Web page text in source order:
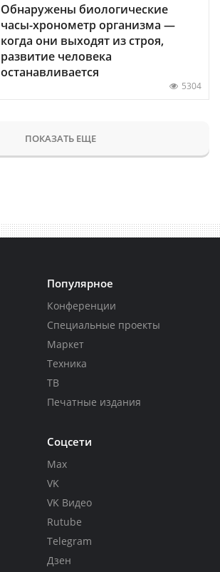
Обнаружены биологические
часы-хронометр организма —
когда они выходят из строя,
развитие человека
останавливается
5304
ПОКАЗАТЬ ЕЩЕ
Популярное
Конференции
Специальные проекты
Маркет
Техника
ТВ
Печатные издания
Соцсети
Max
VK
VK Видео
Rutube
Telegram
Дзен